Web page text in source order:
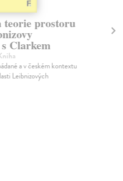
teorie prostoru
Clarkem
a v českém kontextu
Leibnizových